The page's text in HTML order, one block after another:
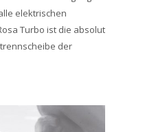
elektrischen
Turbo ist die absolut
der